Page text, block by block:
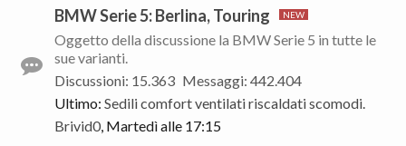
BMW Serie 5: Berlina, Touring
Oggetto della discussione la BMW Serie 5 in tutte le
sue varianti.
Discussioni: 15.363 Messaggi: 442.404
Ultimo: Sedili comfort ventilati riscaldati scomodi.
Brivid0, Martedì alle 17:15